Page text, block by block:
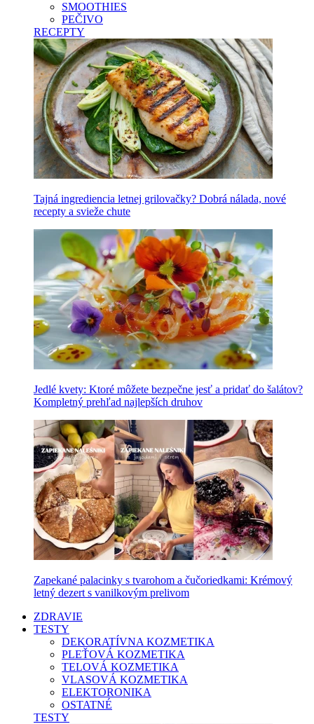
SMOOTHIES
PEČIVO
RECEPTY
Tajná ingrediencia letnej grilovačky? Dobrá nálada, nové
recepty a svieže chute
Jedlé kvety: Ktoré môžete bezpečne jesť a pridať do šalátov?
Kompletný prehľad najlepších druhov
Zapekané palacinky s tvarohom a čučoriedkami: Krémový
letný dezert s vanilkovým prelivom
ZDRAVIE
TESTY
DEKORATÍVNA KOZMETIKA
PLEŤOVÁ KOZMETIKA
TELOVÁ KOZMETIKA
VLASOVÁ KOZMETIKA
ELEKTORONIKA
OSTATNÉ
TESTY